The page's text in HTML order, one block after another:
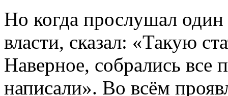
Но когда прослушал
власти, сказал: «Такую
Наверное, собрались все
написали». Во всём